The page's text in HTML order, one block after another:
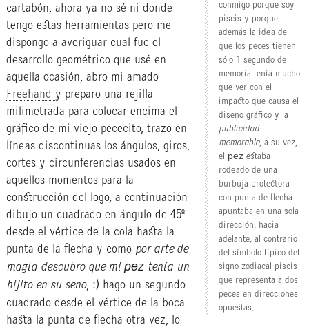
conmigo porque soy
piscis y porque
además la idea de
que los peces tienen
sólo 1 segundo de
memoria tenía mucho
que ver con el
impacto que causa el
diseño gráfico y la
publicidad
memorable, a su vez,
el pez estaba
rodeado de una
burbuja protectora
con punta de flecha
apuntaba en una sola
dirección, hacia
adelante, al contrario
del símbolo típico del
signo zodiacal piscis
que representa a dos
peces en direcciones
opuestas.
cartabón, ahora ya no sé ni donde
tengo estas herramientas pero me
dispongo a averiguar cual fue el
desarrollo geométrico que usé en
aquella ocasión, abro mi amado
Freehand y preparo una rejilla
milimetrada para colocar encima el
gráfico de mi viejo pececito, trazo en
líneas discontinuas los ángulos, giros,
cortes y circunferencias usados en
aquellos momentos para la
construcción del logo, a continuación
dibujo un cuadrado en ángulo de 45º
desde el vértice de la cola hasta la
punta de la flecha y como por arte de
magia descubro que mi pez tenía un
hijito en su seno, :) hago un segundo
cuadrado desde el vértice de la boca
hasta la punta de flecha otra vez, lo